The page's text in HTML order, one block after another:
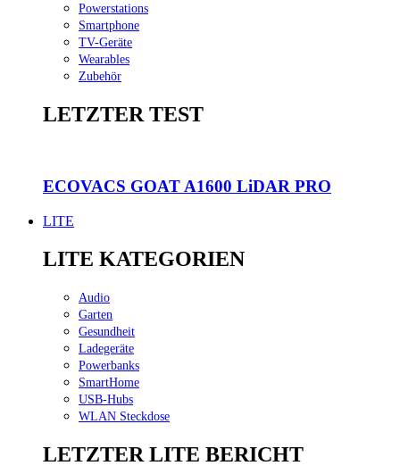
Powerstations
Smartphone
TV-Geräte
Wearables
Zubehör
LETZTER TEST
ECOVACS GOAT A1600 LiDAR PRO
LITE
LITE KATEGORIEN
Audio
Garten
Gesundheit
Ladegeräte
Powerbanks
SmartHome
USB-Hubs
WLAN Steckdose
LETZTER LITE BERICHT